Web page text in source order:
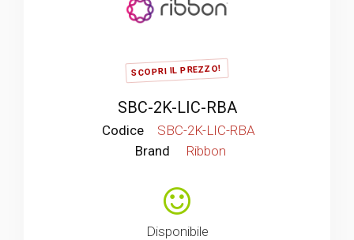
SCOPRI IL PREZZO!
SBC-2K-LIC-RBA
Codice
SBC-2K-LIC-RBA
Brand
Ribbon
Disponibile